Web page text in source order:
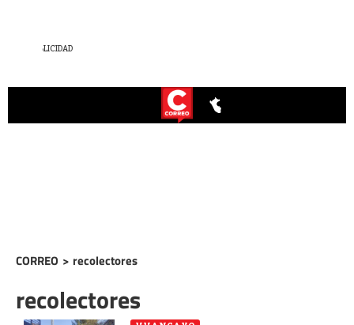
CORREO > recolectores
recolectores